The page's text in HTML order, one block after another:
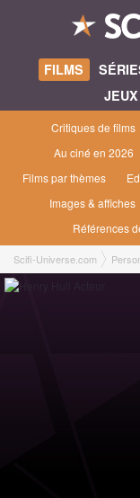
FILMS
Critiques de films
Au ciné en 2026
Films par thèmes
Images & affiches
Références
Scifi-Universe.com